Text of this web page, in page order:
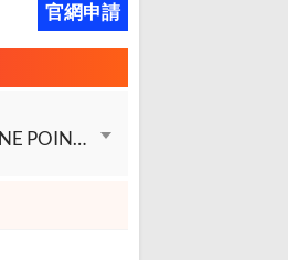
官網申請
新戶享 LINE POINTS 回饋最優6%，每月上限 LINE POINTS 回饋500點 + LINE POINTS 回饋最優1.5%，每月上限 LINE POINTS 回饋300點 + LINE POINTS 回饋最優0.5%，無上限